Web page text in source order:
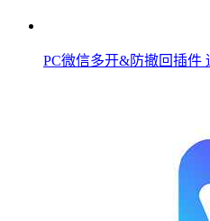
PC微信多开&防撤回插件